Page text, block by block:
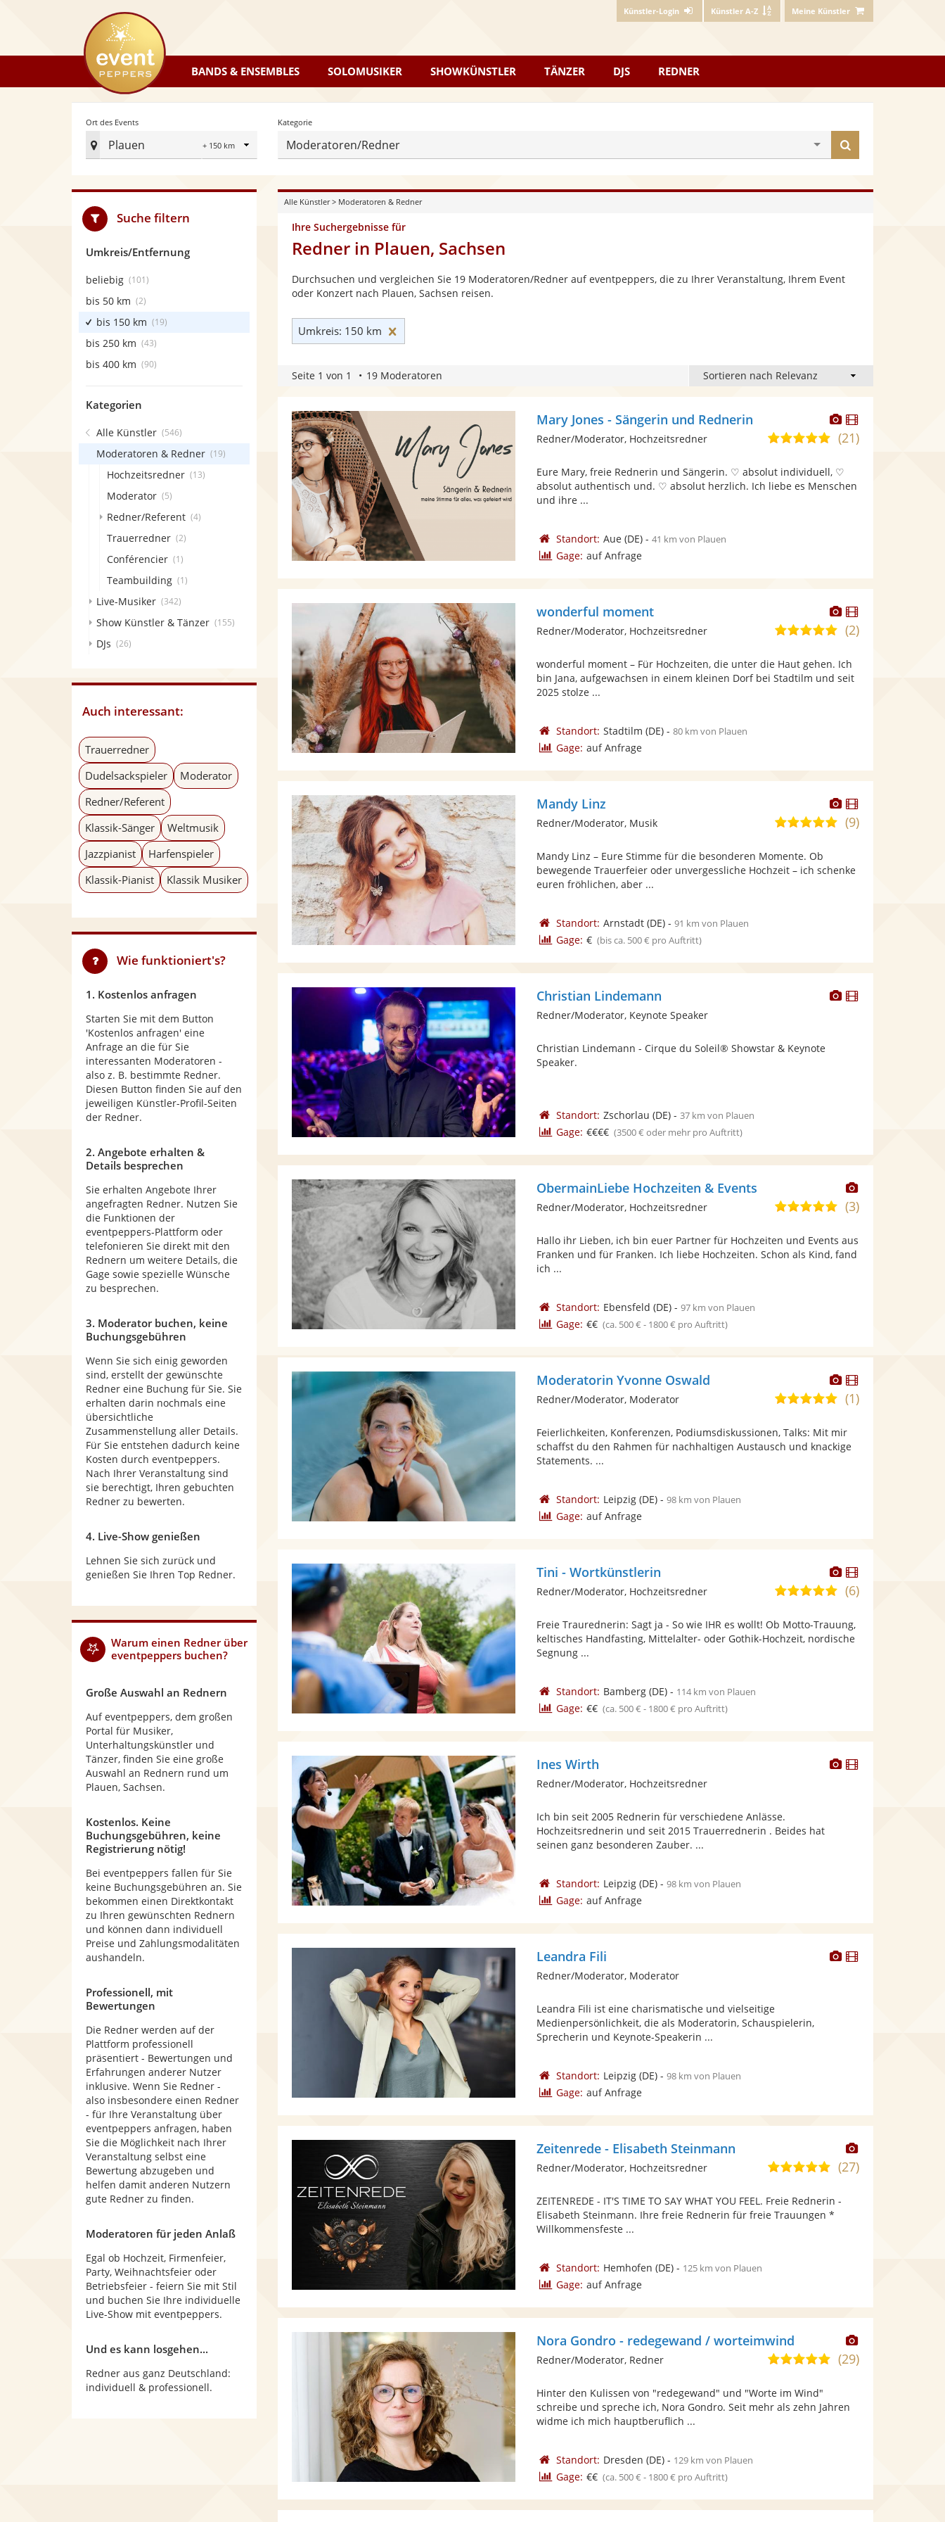
Künstler-Login Künstler A-Z Meine Künstler
eventpeppers
BANDS & ENSEMBLES SOLOMUSIKER SHOWKÜNSTLER TÄNZER DJS REDNER
Ort des Events
Plauen
Radius
Ort
Events
festlegen
Kategorie
Moderatoren/Redner
finden
Alle Künstler> Moderatoren & Redner
Ihre Suchergebnisse für
Redner in Plauen, Sachsen
Durchsuchen und vergleichen Sie 19 Moderatoren/Redner auf eventpeppers, die zu Ihrer Veranstaltung, Ihrem Event
oder Konzert nach Plauen, Sachsen reisen.
Umkreis: 150 km
Seite 1 von 1 19 Moderatoren
Dieser
Künstler
stellt
Dieser
Künstler
Mary Jones - Sängerin und Rednerin
5,0
5
Sternen
(21)
Redner/Moderator, Hochzeitsredner
Eure Mary, freie Rednerin und Sängerin. ♡ absolut individuell, ♡
absolut authentisch und. ♡ absolut herzlich. Ich liebe es Menschen
und ihre ...
Standort: Aue(DE)- 41 km von Plauen
Gage: auf Anfrage
Dieser
Künstler
stellt
Fotos
bereit.
Dieser
Künstler
wonderful moment
5,0
5
Sternen
(2)
Redner/Moderator, Hochzeitsredner
wonderful moment – Für Hochzeiten, die unter die Haut gehen. Ich
bin Jana, aufgewachsen in einem kleinen Dorf bei Stadtilm und seit
2025 stolze ...
Standort: Stadtilm (DE)- 80 km von Plauen
Gage: auf Anfrage
Dieser
Künstler
stellt
bereit.
Dieser
Künstler
Mandy Linz
4,9
Sternen
(9)
Redner/Moderator, Musik
Mandy Linz – Eure Stimme für die besonderen Momente. Ob
bewegende Trauerfeier oder unvergessliche Hochzeit – ich schenke
euren fröhlichen, aber ...
Standort: Arnstadt(DE)- 91 km von Plauen
Gage: € (bis ca. 500 € pro Auftritt)
DieserDieser
Christian Lindemann
Redner/Moderator, Keynote Speaker
Christian Lindemann - Cirque du Soleil® Showstar & Keynote
Speaker.
Standort: Zschorlau (DE)- 37 km von Plauen
Gage: €€€€ (3500 € oder mehr pro Auftritt)
Dieser
Künstler
ObermainLiebe Hochzeiten & Events
5,0
5
Sternen
(3)
Redner/Moderator, Hochzeitsredner
Hallo ihr Lieben, ich bin euer Partner für Hochzeiten und Events aus
Franken und für Franken. Ich liebe Hochzeiten. Schon als Kind, fand
ich ...
Standort: Ebensfeld (DE)- 97 km von Plauen
Gage: €€ (ca. 500 € - 1800 € pro Auftritt)
Dieser
Künstler
stellt
bereit.
Dieser
Künstler
Moderatorin Yvonne Oswald
5,0
5
Sternen
(1)
Redner/Moderator, Moderator
Feierlichkeiten, Konferenzen, Podiumsdiskussionen, Talks: Mit mir
schaffst du den Rahmen für nachhaltigen Austausch und knackige
Statements. ...
Standort: Leipzig(DE)- 98 km von Plauen
Gage: auf Anfrage
Dieser
Künstler
stellt
bereit.
Dieser
Künstler
Tini - Wortkünstlerin
5,0
5
Sternen
(6)
Redner/Moderator, Hochzeitsredner
Freie Traurednerin: Sagt ja - So wie IHR es wollt! Ob Motto-Trauung,
keltisches Handfasting, Mittelalter- oder Gothik-Hochzeit, nordische
Segnung ...
Standort: Bamberg(DE)- 114 km von Plauen
Gage: €€ (ca. 500 € - 1800 € pro Auftritt)
DieserDieser
Ines Wirth
Redner/Moderator, Hochzeitsredner
Ich bin seit 2005 Rednerin für verschiedene Anlässe.
Hochzeitsrednerin und seit 2015 Trauerrednerin . Beides hat
seinen ganz besonderen Zauber. ...
Standort: Leipzig(DE)- 98 km von Plauen
Gage: auf Anfrage
DieserDieser
Leandra Fili
Redner/Moderator, Moderator
Leandra Fili ist eine charismatische und vielseitige
Medienpersönlichkeit, die als Moderatorin, Schauspielerin,
Sprecherin und Keynote-Speakerin ...
Standort: Leipzig(DE)- 98 km von Plauen
Gage: auf Anfrage
Dieser
Künstler
Zeitenrede - Elisabeth Steinmann
5,0
5
Sternen
(27)
Redner/Moderator, Hochzeitsredner
ZEITENREDE - IT'S TIME TO SAY WHAT YOU FEEL. Freie Rednerin -
Elisabeth Steinmann. Ihre freie Rednerin für freie Trauungen *
Willkommensfeste ...
Standort: Hemhofen (DE)- 125 km von Plauen
Gage: auf Anfrage
Dieser
Künstler
Nora Gondro - redegewand / worteimwind
5,0
Sternen
(29)
Redner/Moderator, Redner
Hinter den Kulissen von "redegewand" und "Worte im Wind"
schreibe und spreche ich, Nora Gondro. Seit mehr als zehn Jahren
widme ich mich hauptberuflich ...
Standort: Dresden (DE)- 129 km von Plauen
Gage: €€ (ca. 500 € - 1800 € pro Auftritt)
Suche filtern
Umkreis/Entfernung
beliebig (101)
bis 50 km (2)
bis 150 km (19)
bis 250 km (43)
bis 400 km (90)
Kategorien
Alle Künstler (546)
Moderatoren & Redner (19)
Hochzeitsredner (13)
Moderator (5)
Redner/Referent (4)
Trauerredner (2)
Conférencier (1)
Teambuilding (1)
Live-Musiker (342)
Show Künstler & Tänzer (155)
DJs (26)
Auch interessant:
Trauerredner
Dudelsackspieler
Moderator
Redner/Referent
Klassik-Sänger
Weltmusik
Jazzpianist
Harfenspieler
Klassik-Pianist
Klassik Musiker
Wie funktioniert's?
1. Kostenlos anfragen
Starten Sie mit dem Button
'Kostenlos anfragen' eine
Anfrage an die für Sie
interessanten Moderatoren -
also z. B. bestimmte Redner.
Diesen Button finden Sie auf den
jeweiligen Künstler-Profil-Seiten
der Redner.
2. Angebote erhalten &
Details besprechen
Sie erhalten Angebote Ihrer
angefragten Redner. Nutzen Sie
die Funktionen der
eventpeppers-Plattform oder
telefonieren Sie direkt mit den
Rednern um weitere Details, die
Gage sowie spezielle Wünsche
zu besprechen.
3. Moderator buchen, keine
Buchungsgebühren
Wenn Sie sich einig geworden
sind, erstellt der gewünschte
Redner eine Buchung für Sie. Sie
erhalten darin nochmals eine
übersichtliche
Zusammenstellung aller Details.
Für Sie entstehen dadurch keine
Kosten durch eventpeppers.
Nach Ihrer Veranstaltung sind
sie berechtigt, Ihren gebuchten
Redner zu bewerten.
4. Live-Show genießen
Lehnen Sie sich zurück und
genießen Sie Ihren Top Redner.
Warum einen Rednerüber
eventpeppers buchen?
Große Auswahl an Rednern
Auf eventpeppers, dem großen
Portal für Musiker,
Unterhaltungskünstler und
Tänzer, finden Sie eine große
Auswahl an Rednern rund um
Plauen, Sachsen.
Kostenlos. Keine
Buchungsgebühren, keine
Registrierung nötig!
Bei eventpeppers fallen für Sie
keine Buchungsgebühren an. Sie
bekommen einen Direktkontakt
zu Ihren gewünschten Rednern
und können dann individuell
Preise und Zahlungsmodalitäten
aushandeln.
Professionell, mit
Bewertungen
Die Redner werden auf der
Plattform professionell
präsentiert - Bewertungen und
Erfahrungen anderer Nutzer
inklusive. Wenn Sie Redner -
also insbesondere einen Redner
- für Ihre Veranstaltung über
eventpeppers anfragen, haben
Sie die Möglichkeit nach Ihrer
Veranstaltung selbst eine
Bewertung abzugeben und
helfen damit anderen Nutzern
gute Redner zu finden.
Moderatoren für jeden Anlaß
Egal ob Hochzeit, Firmenfeier,
Party, Weihnachtsfeier oder
Betriebsfeier - feiern Sie mit Stil
und buchen Sie Ihre individuelle
Live-Show mit eventpeppers.
Und es kann losgehen...
Redner aus ganz Deutschland:
individuell & professionell.